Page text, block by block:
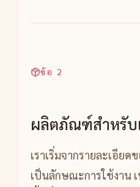
ข้อ 2
ผลิตภัณฑ์สำหรั
เราเริ่มจากรายละเอีย
เป็นลักษณะการใช้งาน